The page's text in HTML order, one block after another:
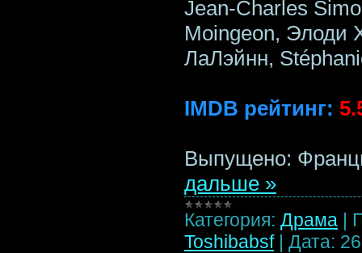
Jean-Charles
Moingeon, Элоди
ЛаЛэйнн,
IMDB рейтинг:
Выпущено:
дальше »
Категория: Драма |
Toshibabsf | Дата: